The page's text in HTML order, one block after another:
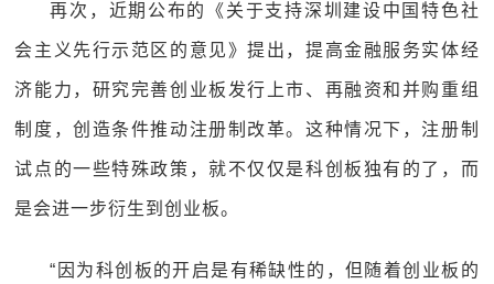
再次，近期公布的《关于支持深圳建设中国特色社
会主义先行示范区的意见》提出，提高金融服务实体经
济能力，研究完善创业板发行上市、再融资和并购重组
制度，创造条件推动注册制改革。这种情况下，注册制
试点的一些特殊政策，就不仅仅是科创板独有的了，而
是会进一步衍生到创业板。
“因为科创板的开启是有稀缺性的，但随着创业板的